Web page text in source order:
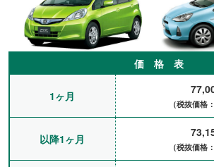
価 格 表
1ヶ月
（税抜価格
以降1ヶ月
（税抜価格